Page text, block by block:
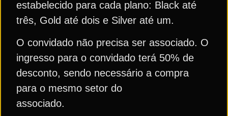
estabelecido para cada plano: Black até
três, Gold até dois e Silver até um.
O convidado não precisa ser associado. O
ingresso para o convidado terá 50% de
desconto, sendo necessário a compra
para o mesmo setor do
associado.